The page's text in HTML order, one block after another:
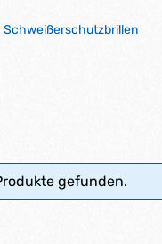
Schweißerschutzbrillen
gefunden.